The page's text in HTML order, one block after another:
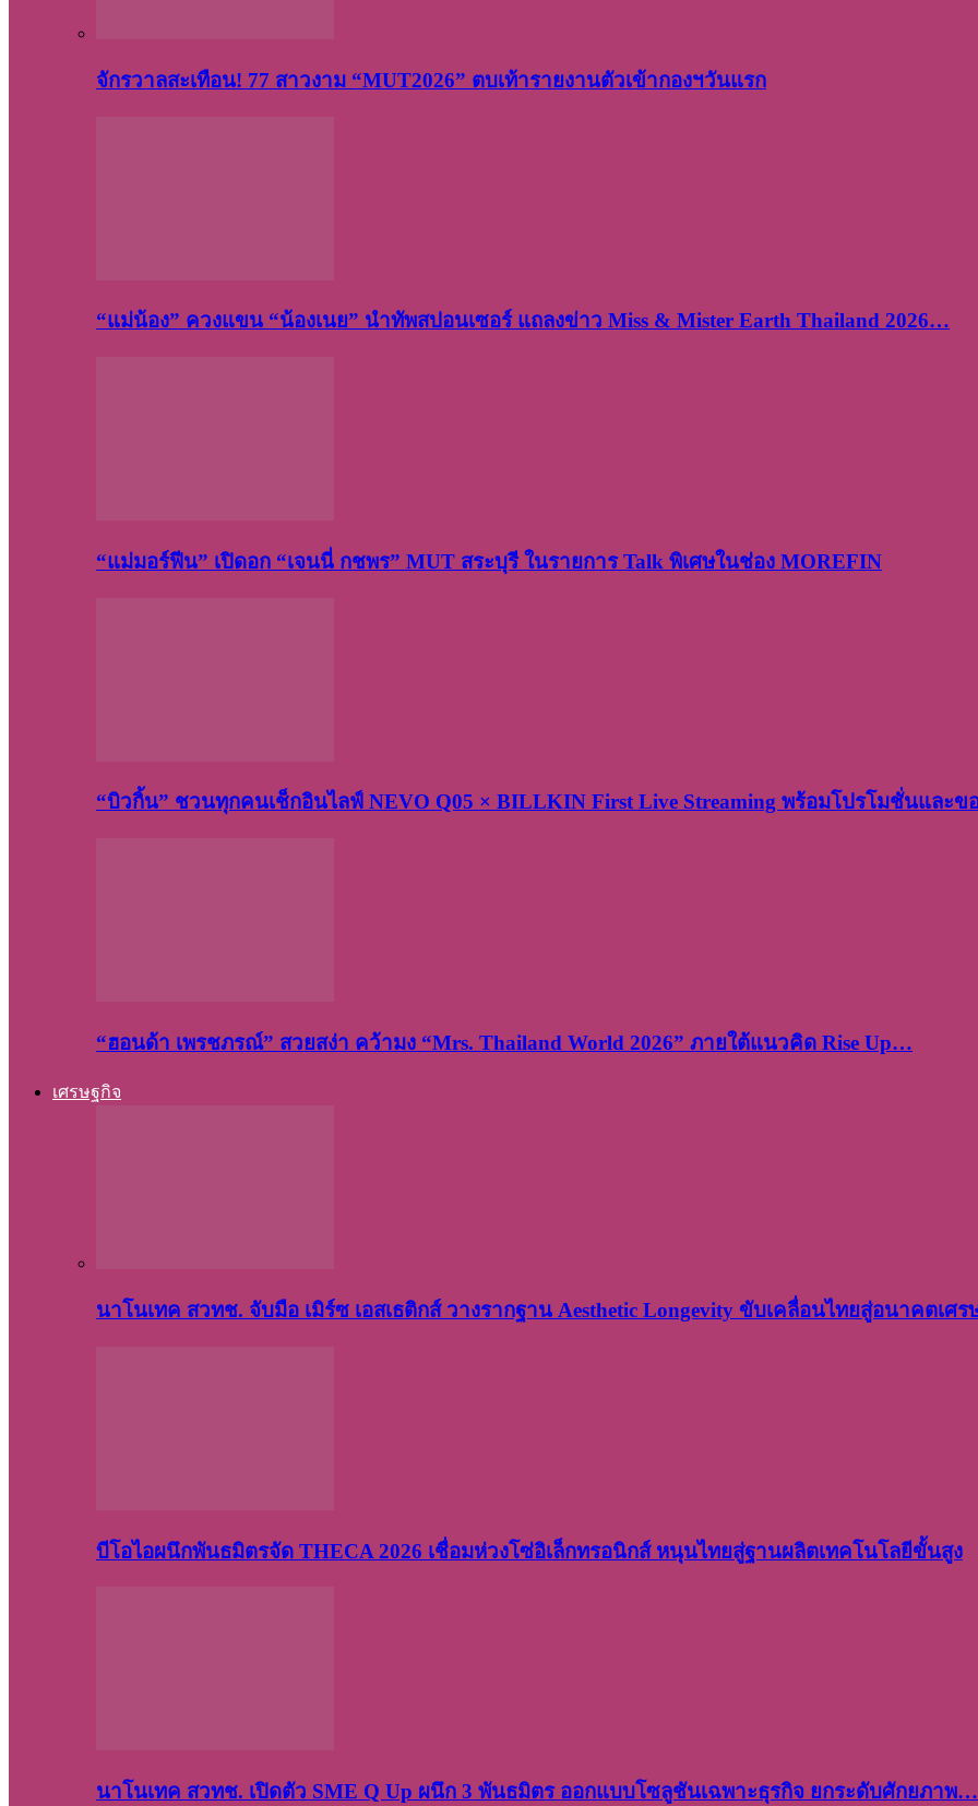
จักรวาลสะเทือน! 77 สาวงาม “MUT2026” ตบเท้ารายงานตัวเข้ากองฯวันแรก
“แม่น้อง” ควงแขน “น้องเนย” นำทัพสปอนเซอร์ แถลงข่าว Miss & Mister Earth Thailand 2026…
“แม่มอร์ฟีน” เปิดอก “เจนนี่ กชพร” MUT สระบุรี ในรายการ Talk พิเศษในช่อง MOREFIN
“บิวกิ้น” ชวนทุกคนเช็กอินไลฟ์ NEVO Q05 × BILLKIN First Live Streaming พร้อมโปรโมชั่นและข
“ฮอนด้า เพรชภรณ์” สวยสง่า คว้ามง “Mrs. Thailand World 2026” ภายใต้แนวคิด Rise Up…
เศรษฐกิจ
นาโนเทค สวทช. จับมือ เมิร์ซ เอสเธติกส์ วางรากฐาน Aesthetic Longevity ขับเคลื่อนไทยสู่อนาคตเ
บีโอไอผนึกพันธมิตรจัด THECA 2026 เชื่อมห่วงโซ่อิเล็กทรอนิกส์ หนุนไทยสู่ฐานผลิตเทคโนโลยีขั้นสูง
นาโนเทค สวทช. เปิดตัว SME Q Up ผนึก 3 พันธมิตร ออกแบบโซลูชันเฉพาะธุรกิจ ยกระดับศักยภาพ…